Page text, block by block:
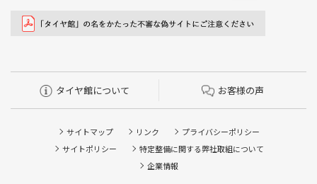
タイヤ館について お客様の声
サイトマップ リンク
プライバシーポリシー
サイトポリシー
特定整備に関する弊社取組について
企業情報